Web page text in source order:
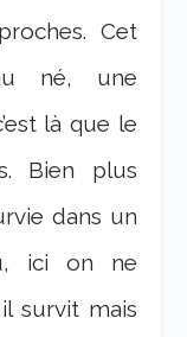
Cet
né, une
là que le
Bien plus
dans un
ici on ne
survit mais